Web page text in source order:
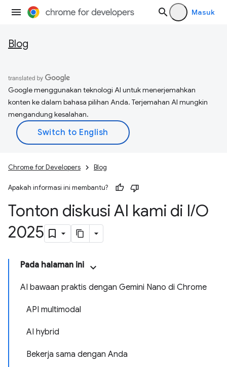
Masuk
Blog
Google menggunakan teknologi AI untuk menerjemahkan
konten ke dalam bahasa pilihan Anda. Terjemahan AI mungkin
mengandung kesalahan.
Chrome for Developers Blog
Apakah informasi ini membantu?
Tonton diskusi AI kami di I/O
2025
Pada halaman ini
AI bawaan praktis dengan Gemini Nano di Chrome
API multimodal
AI hybrid
Bekerja sama dengan Anda